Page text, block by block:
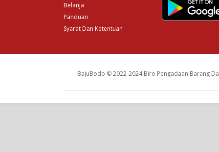
Belanja
Panduan
Syarat Dan Ketentuan
BajuBodo © 2022-2024 Biro Pengadaan Barang